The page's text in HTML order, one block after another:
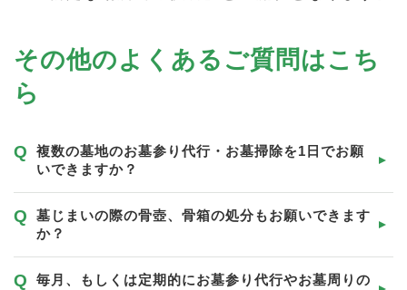
その他のよくあるご質問はこち
ら
複数の墓地のお墓参り代行・お墓掃除を1日でお願
いできますか？
墓じまいの際の骨壺、骨箱の処分もお願いできます
か？
毎月、もしくは定期的にお墓参り代行やお墓周りの